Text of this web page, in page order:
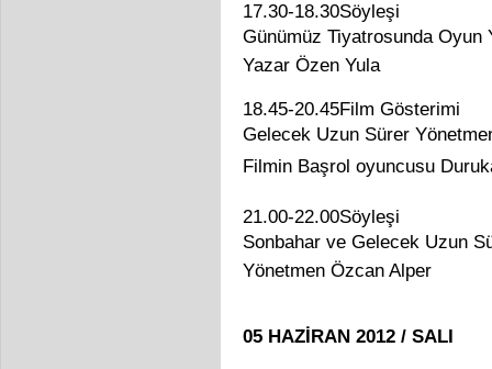
17.30-18.30Söyleşi
Günümüz Tiyatrosunda Oyun
Yazar Özen Yula
18.45-20.45Film Gösterimi
Gelecek Uzun Sürer
Filmin Başrol oyuncusu
21.00-22.00Söyleşi
Sonbahar ve Gelecek Uzun
Yönetmen Özcan Alper
05 HAZİRAN 2012 / SALI